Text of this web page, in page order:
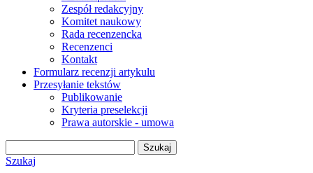
Zespół redakcyjny
Komitet naukowy
Rada recenzencka
Recenzenci
Kontakt
Formularz recenzji artykulu
Przesyłanie tekstów
Publikowanie
Kryteria preselekcji
Prawa autorskie - umowa
Szukaj
Szukaj